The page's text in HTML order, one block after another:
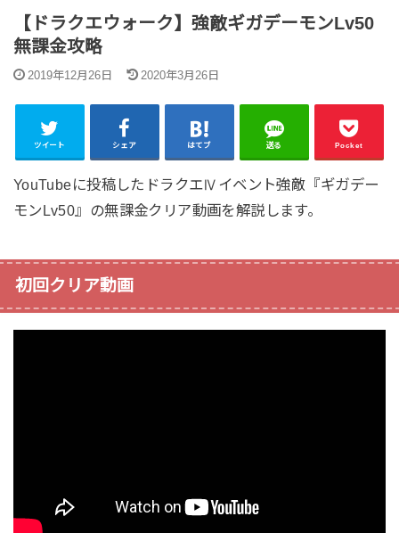
【ドラクエウォーク】強敵ギガデーモンLv50
無課金攻略
2019年12月26日 2020年3月26日
ツイート シェア はてブ 送る Pocket
YouTubeに投稿したドラクエⅣイベント強敵『ギガデー
モンLv50』の無課金クリア動画を解説します。
初回クリア動画